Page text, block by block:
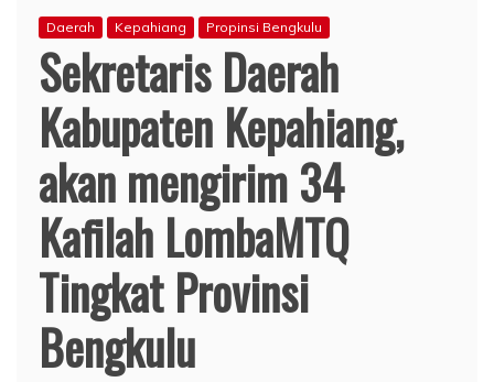
Daerah Kepahiang Propinsi Bengkulu
Sekretaris Daerah
Kabupaten Kepahiang,
akan mengirim 34
Kafilah LombaMTQ
Tingkat Provinsi
Bengkulu